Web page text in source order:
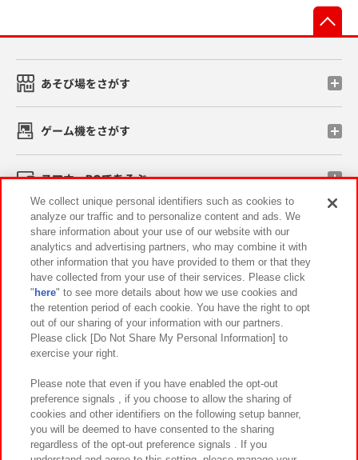
あそび場をさがす
ゲーム機をさがす
スマホ・PCであそぶ
イベント・キャンペーン
関連会社 サステナビリティ サイトポリシー
プライバシーポリシー ウェブアクセシビリティ方針と検証結果
お取引先さまとともに
カスタマーハラスメント対応方針 よくあるご質問・お問い合わせ
We collect unique personal identifiers such as cookies to
analyze our traffic and to personalize content and ads. We
share information about your use of our website with our
analytics and advertising partners, who may combine it with
other information that you have provided to them or that they
have collected from your use of their services. Please click
" here" to see more details about how we use cookies and
the retention period of each cookie. You have the right to opt
out of our sharing of your information with our partners.
Please click [Do Not Share My Personal Information] to
exercise your right.
Please note that even if you have enabled the opt-out
preference signals , if you choose to allow the sharing of
cookies and other identifiers on the following setup banner,
you will be deemed to have consented to the sharing
regardless of the opt-out preference signals . If you